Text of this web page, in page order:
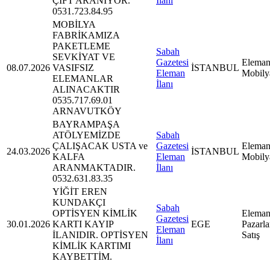
0531.723.84.95
08.07.2026
MOBİLYA
FABRİKAMIZA
PAKETLEME
SEVKİYAT VE
VASIFSIZ
ELEMANLAR
ALINACAKTIR
0535.717.69.01
ARNAVUTKÖY
Sabah
Gazetesi
Eleman
İlanı
İSTANBUL
24.03.2026
BAYRAMPAŞA
ATÖLYEMİZDE
ÇALIŞACAK USTA ve
KALFA
ARANMAKTADIR.
0532.631.83.35
Sabah
Gazetesi
Eleman
İlanı
İSTANBUL
30.01.2026
YİĞİT EREN
KUNDAKÇI
OPTİSYEN KİMLİK
KARTI KAYIP
İLANIDIR. OPTİSYEN
KİMLİK KARTIMI
KAYBETTİM.
Sabah
Gazetesi
Eleman
İlanı
EGE
Satış